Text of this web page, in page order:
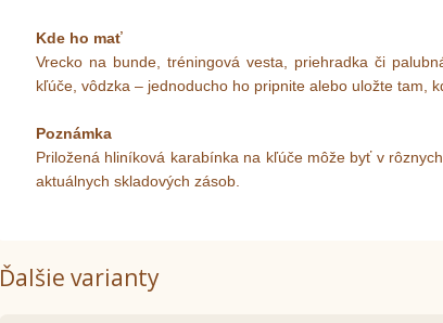
Kde ho mať
Vrecko na bunde, tréningová vesta, priehradka či
kľúče, vôdzka – jednoducho ho pripnite alebo uložte tam,
Poznámka
Priložená hliníková karabínka na kľúče môže byť v
aktuálnych skladových zásob.
Ďalšie varianty